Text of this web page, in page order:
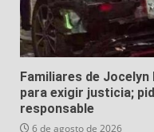
Familiares de Jocelyn
para exigir justicia;
responsable
6 de agosto de 2026